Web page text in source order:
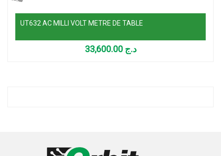
UT632 AC MILLI VOLT METRE DE TABLE
د.ج 33,600.00